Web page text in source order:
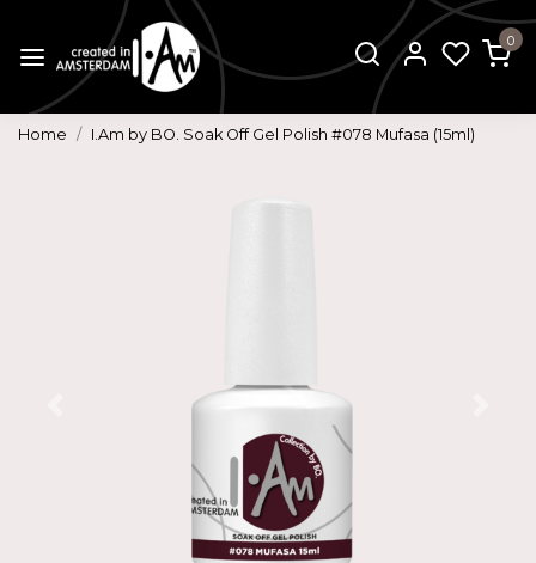
0
Home I.Am by BO. Soak Off Gel Polish #078 Mufasa (15ml)